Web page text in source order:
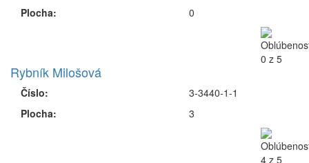
Plocha:
0
Rybník Milošová
Číslo:
Plocha:
3-3440-1-1
3